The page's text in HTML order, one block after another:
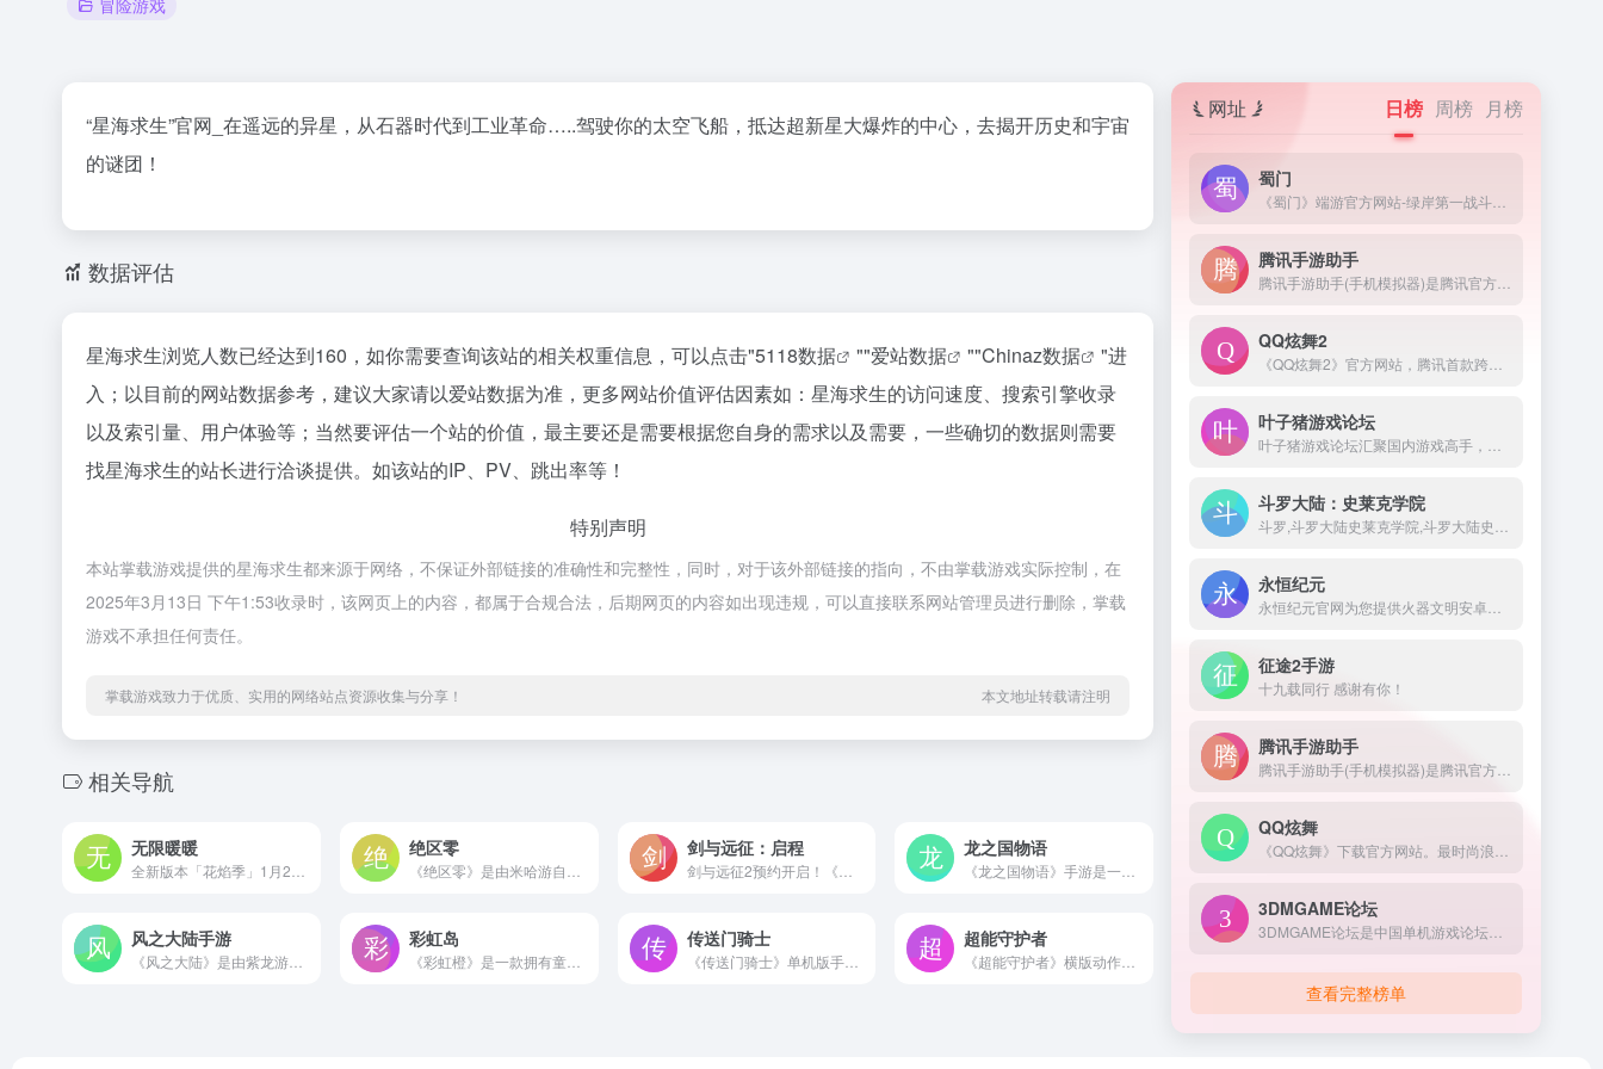
冒险游戏
“星海求生”官网_在遥远的异星，从石器时代到工业革命…..驾驶你的太空飞船，抵达超新星大爆炸的中心，去揭开历史和宇宙
的谜团！
数据评估
星海求生浏览人数已经达到160，如你需要查询该站的相关权重信息，可以点击"5118数据 ""爱站数据 ""Chinaz数据
"进
入；以目前的网站数据参考，建议大家请以爱站数据为准，更多网站价值评估因素如：星海求生的访问速度、搜索引擎收录
以及索引量、用户体验等；当然要评估一个站的价值，最主要还是需要根据您自身的需求以及需要，一些确切的数据则需要
找星海求生的站长进行洽谈提供。如该站的IP、PV、跳出率等！
特别声明
本站掌载游戏提供的星海求生都来源于网络，不保证外部链接的准确性和完整性，同时，对于该外部链接的指向，不由掌载游戏实际控制，在
2025年3月13日 下午1:53收录时，该网页上的内容，都属于合规合法，后期网页的内容如出现违规，可以直接联系网站管理员进行删除，掌载
游戏不承担任何责任。
掌载游戏致力于优质、实用的网络站点资源收集与分享！ 本文地址转载请注明
相关导航
无限暖暖 绝区零 剑与远征：启程 龙之国物语
风之大陆手游 彩虹岛
《彩虹橙》是一款拥有童话般可爱风格的横卷轴动作手游,完美还原端游精髓,独特玩法,精美画面,精彩剧情!立即加入冒险!
传送门骑士
《传送门骑士》单机版手游是一款高清沙盒冒险手游，在这里可以探索奇幻的浮空岛屿，用方块实现奇思妙想，开启未知的冒险旅程。
超能守护者
网址 日榜 周榜 月榜
蜀门
腾讯手游助手
QQ炫舞2
叶子猪游戏论坛
斗罗大陆：史莱克学院
永恒纪元
征途2手游
十九载同行 感谢有你！
腾讯手游助手
QQ炫舞
3DMGAME论坛
查看完整榜单